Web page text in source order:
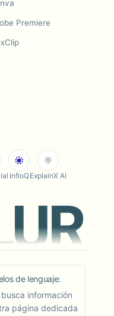
Premiere
InfloQExplainX AI
de lenguaje:
información
página dedicada